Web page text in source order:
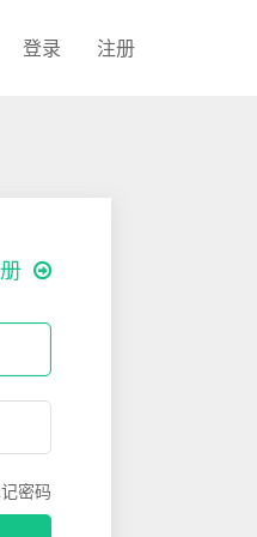
登录 注册
密码